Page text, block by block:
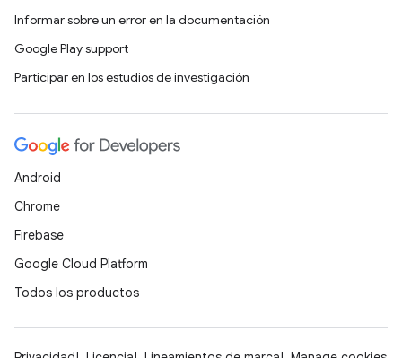
Informar sobre un error en la documentación
Google Play support
Participar en los estudios de investigación
Android
Chrome
Firebase
Google Cloud Platform
Todos los productos